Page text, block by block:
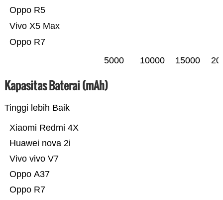
Oppo R7
Vivo X5 Max
Oppo R5
5000 10000 15000
Kapasitas Baterai (mAh)
Tinggi lebih Baik
Oppo R7
Oppo A37
Vivo vivo V7
Huawei nova 2i
Xiaomi Redmi 4X